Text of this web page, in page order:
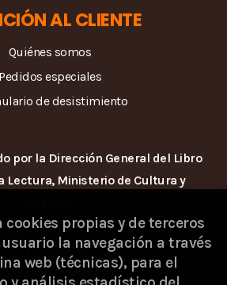
AL CLIENTE
Quiénes somos
Pedidos especiales
de desistimiento
por la Dirección General del Libro
Lectura, Ministerio de Cultura y
cookies propias y de terceros
la navegación a través
web (técnicas), para el